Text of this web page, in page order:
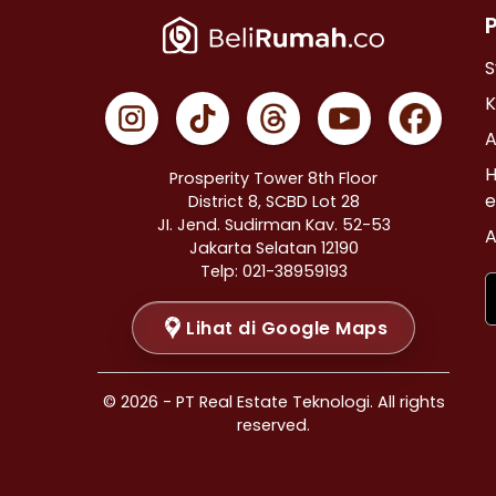
Properti Dijual di Johar Baru >
Properti Dijual di Menteng >
Properti Dijual di Tanah Abang >
Properti Dijual di Kramat >
Properti Dijual di Bendungan Hilir >
Properti Dijual di Jakarta Selatan >
Properti Dijual di Cilandak >
Properti Dijual di Gandaria Selatan >
Properti Dijual di Cipete Selatan >
Properti Dijual di Lenteng Agung >
Properti Dijual di Pondok Pinang >
Properti Dijual di Kebayoran Baru >
Properti Dijual di Mampang Prapatan >
Prosperity Tower 8th Floor
District 8, SCBD Lot 28
JI. Jend. Sudirman Kav. 52-53
Jakarta Selatan 12190
Telp: 021-38959193
Lihat di Google Maps
© 2026 - PT Real Estate Teknologi. All rights
reserved.